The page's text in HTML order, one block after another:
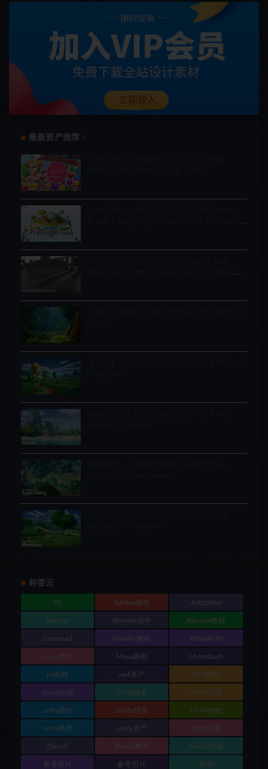
最新资产推荐：
标签云
3D 3dMax插件 Artstation
blender Blender插件 Blender教程
Gumroad houdini教程 Kitbash3D
maya插件 Maya教程 photobash
ps教程 ue4资产 UE5插件
Unity动画 Unity场景 Unity开发
unity插件 Unity材质 Unity特效
unity角色 unity资产 Unity音效
Zbrush zbrush教程 zbrush笔刷
参考图片 参考照片 教程